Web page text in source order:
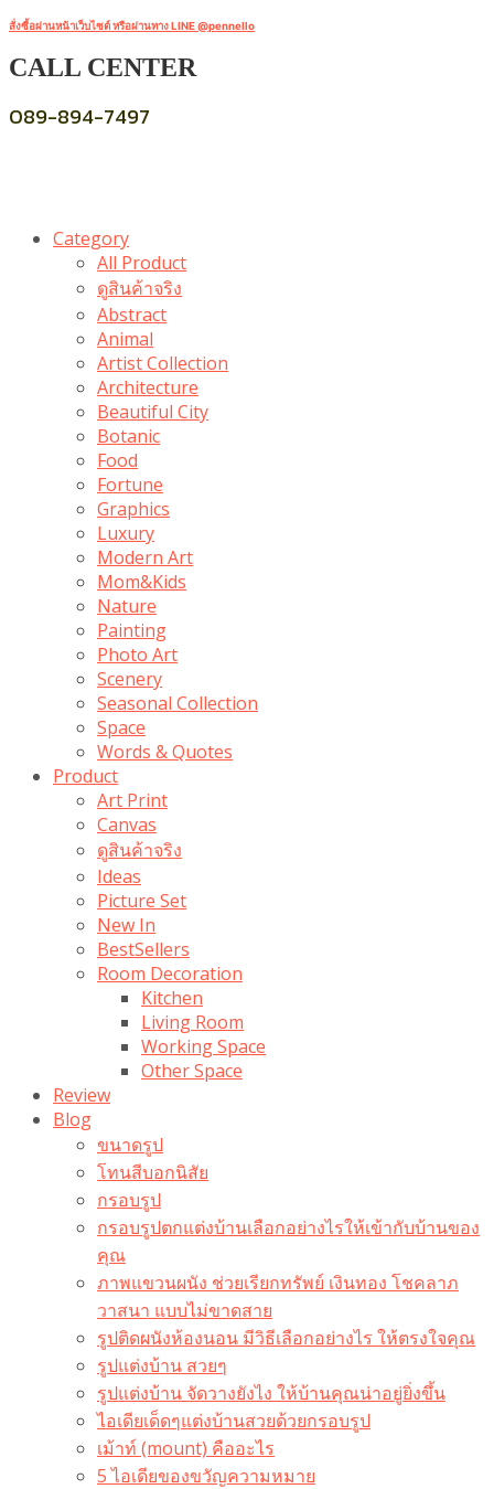
สั่งซื้อผ่านหน้าเว็บไซต์ หรือผ่านทาง LINE @pennello
CALL CENTER
089-894-7497
Category
All Product
ดูสินค้าจริง
Abstract
Animal
Artist Collection
Architecture
Beautiful City
Botanic
Food
Fortune
Graphics
Luxury
Modern Art
Mom&Kids
Nature
Painting
Photo Art
Scenery
Seasonal Collection
Space
Words & Quotes
Product
Art Print
Canvas
ดูสินค้าจริง
Ideas
Picture Set
New In
BestSellers
Room Decoration
Kitchen
Living Room
Working Space
Other Space
Review
Blog
ขนาดรูป
โทนสีบอกนิสัย
กรอบรูป
กรอบรูปตกแต่งบ้านเลือกอย่างไรให้เข้ากับบ้านของ
คุณ
ภาพแขวนผนัง ช่วยเรียกทรัพย์ เงินทอง โชคลาภ
วาสนา แบบไม่ขาดสาย
รูปติดผนังห้องนอน มีวิธีเลือกอย่างไร ให้ตรงใจคุณ
รูปแต่งบ้าน สวยๆ
รูปแต่งบ้าน จัดวางยังไง ให้บ้านคุณน่าอยู่ยิ่งขึ้น
ไอเดียเด็ดๆแต่งบ้านสวยด้วยกรอบรูป
เม้าท์ (mount) คืออะไร​
5 ไอเดียของขวัญความหมาย